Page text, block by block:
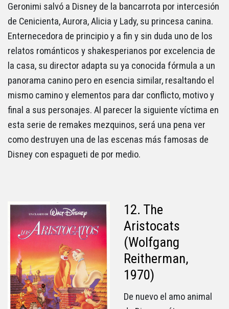
Geronimi salvó a Disney de la bancarrota por intercesión
de Cenicienta, Aurora, Alicia y Lady, su princesa canina.
Enternecedora de principio y a fin y sin duda uno de los
relatos románticos y shakesperianos por excelencia de
la casa, su director adapta su ya conocida fórmula a un
panorama canino pero en esencia similar, resaltando el
mismo camino y elementos para dar conflicto, motivo y
final a sus personajes. Al parecer la siguiente víctima en
esta serie de remakes mezquinos, será una pena ver
como destruyen una de las escenas más famosas de
Disney con espagueti de por medio.
12. The
Aristocats
(Wolfgang
Reitherman,
1970)
De nuevo el amo animal